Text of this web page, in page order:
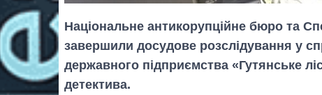
Національне антикорупційне бюро та
завершили досудове розслідування у
державного підприємства «Гутянське
детектива.